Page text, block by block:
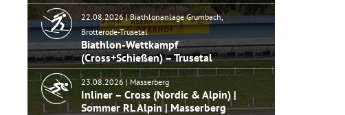
22.08.2026 | Biathlonanlage Grumbach,
Brotterode-Trusetal
Biathlon-Wettkampf
(Cross+Schießen) – Trusetal
23.08.2026 | Masserberg
Inliner – Cross (Nordic & Alpin) |
Sommer RL Alpin | Masserberg